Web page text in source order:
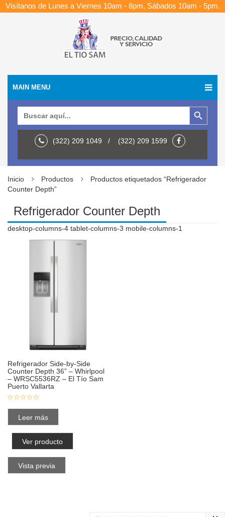
Visítanos de Lunes a Viernes 10am - 8pm, Sábados 10am - 5pm.
MAIN MENU
Botón de búsqueda
(322) 209 1049 / (322) 209 1599
Inicio Productos
Productos etiquetados “Refrigerador
Counter Depth”
Refrigerador Counter Depth
desktop-columns-4 tablet-columns-3 mobile-columns-1
Refrigerador Side-by-Side
Counter Depth 36” – Whirlpool
– WRSC5536RZ – El Tío Sam
Puerto Vallarta
Leer más
Ver producto
Vista previa